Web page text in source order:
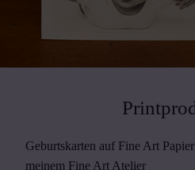
Geburtskarten auf Fine Art
meinem Fine Art Atelier